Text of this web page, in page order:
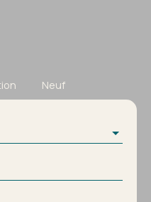
Neuf